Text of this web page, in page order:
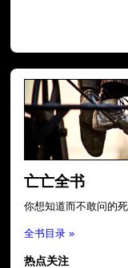
亡亡全书
你想知道而不敢问的
全书目录 »
热点关注